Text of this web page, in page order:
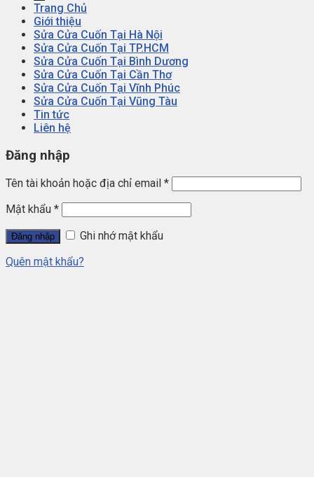
Trang Chủ
Giới thiệu
Sửa Cửa Cuốn Tại Hà Nội
Sửa Cửa Cuốn Tại TP.HCM
Sửa Cửa Cuốn Tại Bình Dương
Sửa Cửa Cuốn Tại Cần Thơ
Sửa Cửa Cuốn Tại Vĩnh Phúc
Sửa Cửa Cuốn Tại Vũng Tàu
Tin tức
Liên hệ
Đăng nhập
Tên tài khoản hoặc địa chỉ email *
Mật khẩu *
Đăng nhập
Ghi nhớ mật khẩu
Quên mật khẩu?